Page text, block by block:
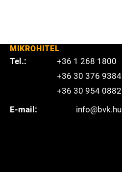
MIKROHITEL
Tel.:
+36 1 268 1800
+36 30 376 9384
+36 30 954 0882
E-mail:
info@bvk.hu